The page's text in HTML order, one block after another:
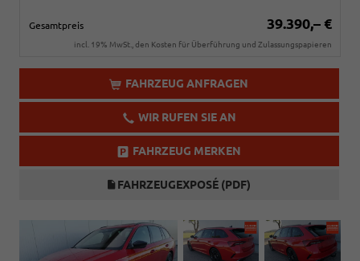
Gesamtpreis 39.390,– €
incl. 19% MwSt., den Kosten für Überführung und Zulassungspapieren
FAHRZEUG ANFRAGEN
WIR RUFEN SIE AN
FAHRZEUG MERKEN
FAHRZEUGEXPOSÉ (PDF)